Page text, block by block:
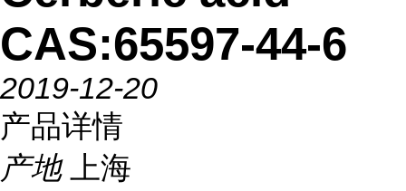
CAS:65597-44-6
2019-12-20
产品详情
产地
上海